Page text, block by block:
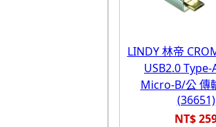
LINDY 林帝
USB2.0
Micro-B/公 傳
(36651)
NT$